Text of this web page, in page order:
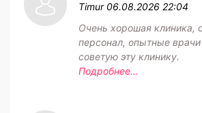
Timur 06.08.2026 22:04
Очень хорошая клиника,
персонал, опытные
советую эту клинику.
Подробнее...